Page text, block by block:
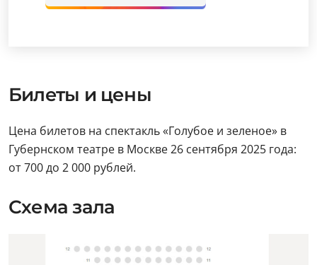
Билеты и цены
Цена билетов на спектакль «Голубое и зеленое» в
Губернском театре в Москве 26 сентября 2025 года:
от 700 до 2 000 рублей.
Схема зала